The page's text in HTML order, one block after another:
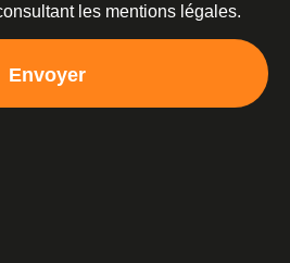
les mentions légales.
Envoyer